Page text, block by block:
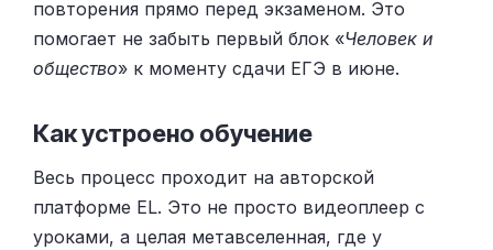
повторения прямо перед экзаменом. Это
помогает не забыть первый блок «Человек и
общество» к моменту сдачи ЕГЭ в июне.
Как устроено обучение
Весь процесс проходит на авторской
платформе EL. Это не просто видеоплеер с
уроками, а целая метавселенная, где у